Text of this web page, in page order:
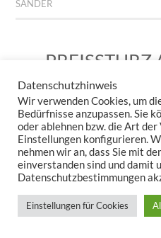
SANDER
PREISSTURZ
– JETZT
29. JUNI 2026 KERSTIN
Datenschutzhinweis
Wir verwenden Cookies, um
Bedürfnisse anzupassen. Sie
oder ablehnen bzw. die Art
Einstellungen konfigurieren.
nehmen wir an, dass Sie mit
einverstanden sind und damit
Datenschutzbestimmungen
Einstellungen für Cookies